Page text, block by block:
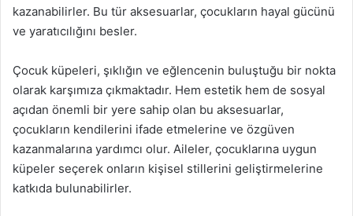
kazanabilirler. Bu tür aksesuarlar, çocukların hayal gücünü
ve yaratıcılığını besler.
Çocuk küpeleri, şıklığın ve eğlencenin buluştuğu bir nokta
olarak karşımıza çıkmaktadır. Hem estetik hem de sosyal
açıdan önemli bir yere sahip olan bu aksesuarlar,
çocukların kendilerini ifade etmelerine ve özgüven
kazanmalarına yardımcı olur. Aileler, çocuklarına uygun
küpeler seçerek onların kişisel stillerini geliştirmelerine
katkıda bulunabilirler.